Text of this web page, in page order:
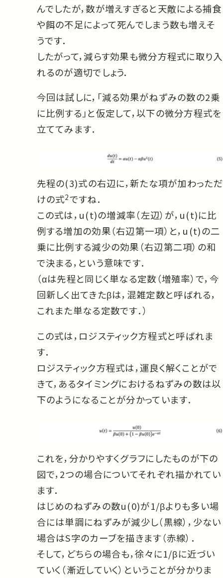
んでしたが，数が増えすぎると天敵による捕食
や餌の不足によって死んでしまう数も増えそ
うです．
したがって，減らす効果も微分方程式に取り入
れるのが適切でしょう．
今回は試しに，「減る効果がねずみの数の2乗
に比例する」と仮定して，以下の微分方程式を
立ててみます．
先程の(3)式の右辺に，新たな項が加わっただ
けの式2ですね．
この式は，u(t)の増減率（左辺）が，u(t)に比
例する増加の効果（右辺第一項）と，u(t)の二
乗に比例する減少の効果（右辺第二項）の和
で決まる，という意味です．
（αは先程と同じく単なる定数（増殖率）で，今
回新しく出てきたβは，混雑定数と呼ばれる，
これまた単なる定数です．）
この式は，ロジスティック方程式と呼ばれま
す．
ロジスティック方程式は，運良く解くことがで
きて，あるタイミングにおけるねずみの数は以
下のようになることが分かっています．
これを，分かりやすくグラフにしたものが下の
図で，2つの場合についてそれぞれ描かれてい
ます．
はじめのねずみの数u(0)が1/βよりも多い場
合には単調にねずみが減少し（黒線），少ない
場合はS字のカーブを描きます（赤線）．
そして，どちらの場合も，徐々に1/βに近づい
ていく（漸近していく）ということが分かりま